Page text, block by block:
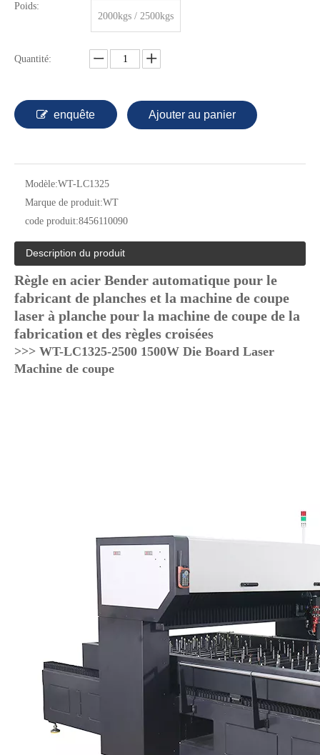
Poids:
2000kgs / 2500kgs
Quantité:
enquête Ajouter au panier
Modèle:WT-LC1325
Marque de produit:WT
code produit:8456110090
Description du produit
Règle en acier Bender automatique pour le
fabricant de planches et la machine de coupe
laser à planche pour la machine de coupe de la
fabrication et des règles croisées
>>> WT-LC1325-2500 1500W Die Board Laser
Machine de coupe